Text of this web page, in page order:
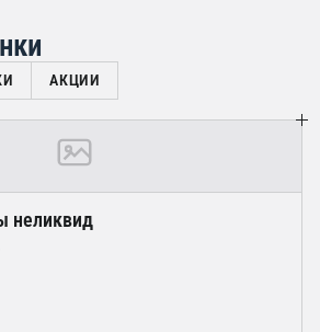
АКЦИИ
неликвид